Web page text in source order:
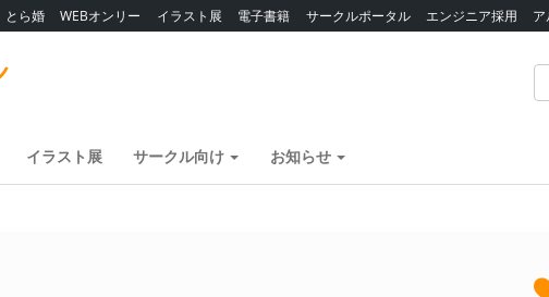
とら婚 WEBオンリー イラスト展 電子書籍 サークルポータル エンジニア採用
イラスト展 サークル向け お知らせ